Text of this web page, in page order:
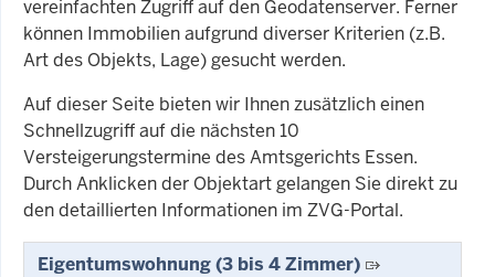
vereinfachten Zugriff auf den Geodatenserver. Ferner
können Immobilien aufgrund diverser Kriterien (z.B.
Art des Objekts, Lage) gesucht werden.
Auf dieser Seite bieten wir Ihnen zusätzlich einen
Schnellzugriff auf die nächsten 10
Versteigerungstermine des Amtsgerichts Essen.
Durch Anklicken der Objektart gelangen Sie direkt zu
den detaillierten Informationen im ZVG-Portal.
Eigentumswohnung (3 bis 4 Zimmer)